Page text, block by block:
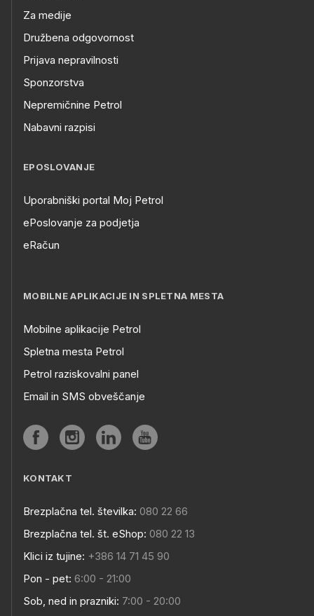
Za medije
Družbena odgovornost
Prijava nepravilnosti
Sponzorstva
Nepremičnine Petrol
Nabavni razpisi
EPOSLOVANJE
Uporabniški portal Moj Petrol
ePoslovanje za podjetja
eRačun
MOBILNE APLIKACIJE IN SPLETNA MESTA
Mobilne aplikacije Petrol
Spletna mesta Petrol
Petrol raziskovalni panel
Email in SMS obveščanje
KONTAKT
Brezplačna tel. številka: 080 22 66
Brezplačna tel. št. eShop: 080 22 13
Klici iz tujine: +386 14 71 45 90
Pon - pet: 6:00 - 21:00
Sob, ned in prazniki: 7:00 - 20:00